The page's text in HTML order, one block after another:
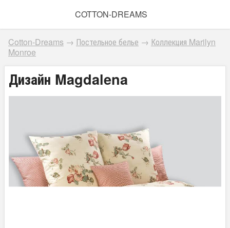
COTTON-DREAMS
Cotton-Dreams → Постельное белье → Коллекция Marilyn
Monroe
Дизайн Magdalena